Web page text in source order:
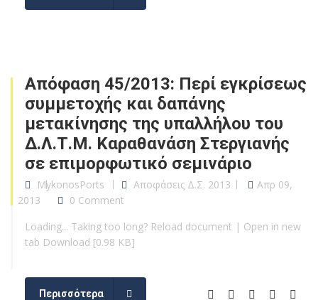
Απόφαση 45/2013: Περί εγκρίσεως
συμμετοχής και δαπάνης
μετακίνησης της υπαλλήλου του
Δ.Λ.Τ.Μ. Καραθανάση Στεργιανής
σε επιμορφωτικό σεμινάριο
MykonosPorts Αποφάσεις Δ.Σ. 2013
Απρ 09,
2013
0 Comment
Loading... Taking too long? Reload document | Open in new
tab Download [0.98 KB]
Περισσότερα